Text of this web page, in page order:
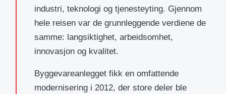
industri, teknologi og tjenesteyting. Gjennom
hele reisen var de grunnleggende verdiene de
samme: langsiktighet, arbeidsomhet,
innovasjon og kvalitet.
Byggevareanlegget fikk en omfattende
modernisering i 2012, der store deler ble